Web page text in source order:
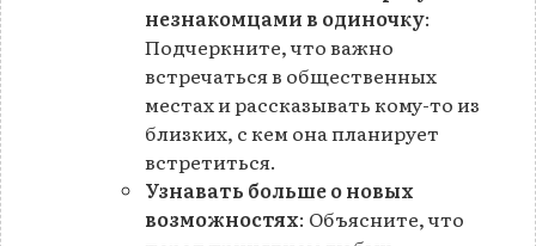
незнакомцами в одиночку:
Подчеркните, что важно
встречаться в общественных
местах и рассказывать кому-то из
близких, с кем она планирует
встретиться.
Узнавать больше о новых
возможностях: Объясните, что